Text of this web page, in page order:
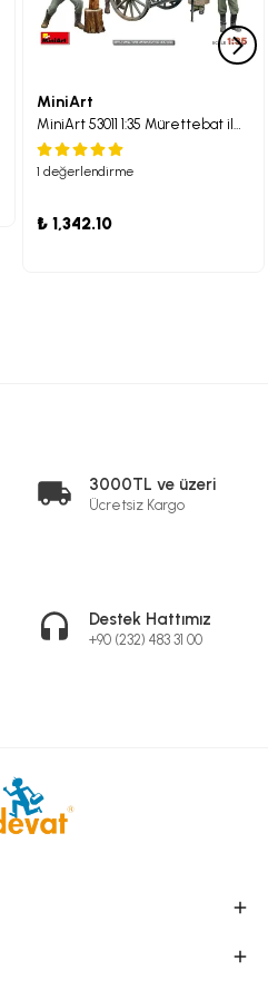
MiniArt
MiniArt 53011 1:35 Mürettebat ile Küçük Saha Mutfağı Hf. 14. Maketi
1 değerlendirme
₺ 1,342.10
3000TL ve üzeri
Ücretsiz Kargo
Destek Hattımız
+90 (232) 483 31 00